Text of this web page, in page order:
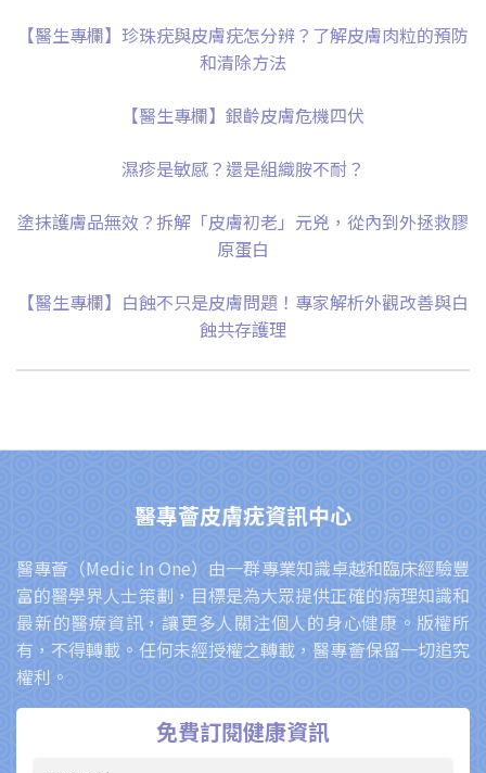
【醫生專欄】珍珠疣與皮膚疣怎分辨？了解皮膚肉粒的預防
和清除方法
【醫生專欄】銀齡皮膚危機四伏
濕疹是敏感？還是組織胺不耐？
塗抹護膚品無效？拆解「皮膚初老」元兇，從內到外拯救膠
原蛋白
【醫生專欄】白蝕不只是皮膚問題！專家解析外觀改善與白
蝕共存護理
醫專薈皮膚疣資訊中心
醫專薈（Medic In One）由一群專業知識卓越和臨床經驗豐
富的醫學界人士策劃，目標是為大眾提供正確的病理知識和
最新的醫療資訊，讓更多人關注個人的身心健康。版權所
有，不得轉載。任何未經授權之轉載，醫專薈保留一切追究
權利。
免費訂閱健康資訊